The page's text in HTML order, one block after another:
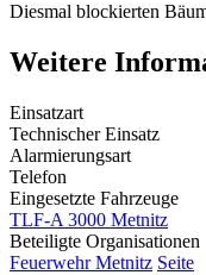
Diesmal blockierten
Weitere
Einsatzart
Technischer Einsatz
Alarmierungsart
Telefon
Eingesetzte Fahrzeuge
TLF-A 3000 Metnitz
Beteiligte Organisationen
Feuerwehr Metnitz Seite